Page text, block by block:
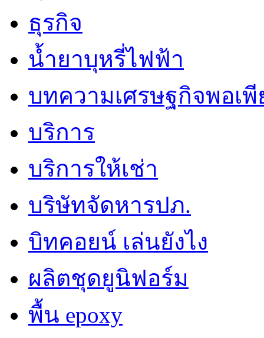
ธุรกิจ
น้ำยาบุหรี่ไฟฟ้า
บทความเศรษฐกิจพอเพี
บริการ
บริการให้เช่า
บริษัทจัดหารปภ.
บิทคอยน์ เล่นยังไง
ผลิตชุดยูนิฟอร์ม
พื้น epoxy